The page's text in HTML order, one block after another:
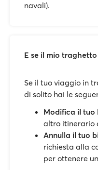
navali).
E se il mio
Se il tuo viaggio in
di solito hai le
Modifica il tuo
altro itinerario
Annulla il tuo
richiesta alla
per ottenere